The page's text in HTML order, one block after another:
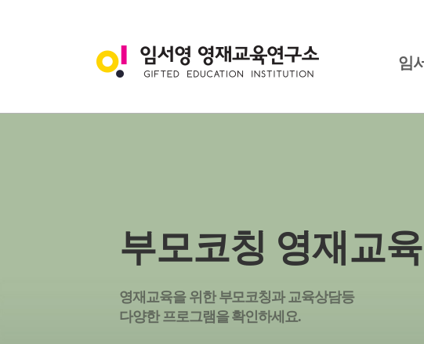
임
부모코칭 영재교육
영재교육을 위한 부모코칭과 교육상담등
다양한 프로그램을 확인하세요.